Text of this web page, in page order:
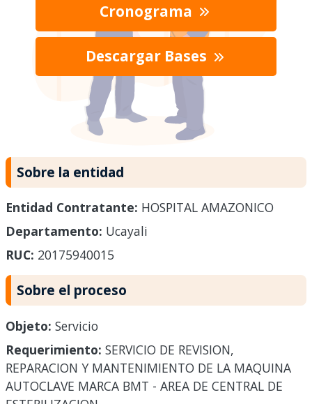
Cronograma
Descargar Bases
Sobre la entidad
Entidad Contratante: HOSPITAL AMAZONICO
Departamento: Ucayali
RUC: 20175940015
Sobre el proceso
Objeto: Servicio
Requerimiento: SERVICIO DE REVISION,
REPARACION Y MANTENIMIENTO DE LA MAQUINA
AUTOCLAVE MARCA BMT - AREA DE CENTRAL DE